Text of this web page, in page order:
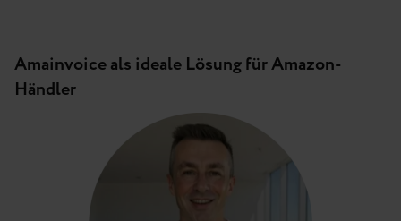
Amainvoice als ideale Lösung für Amazon-
Händler